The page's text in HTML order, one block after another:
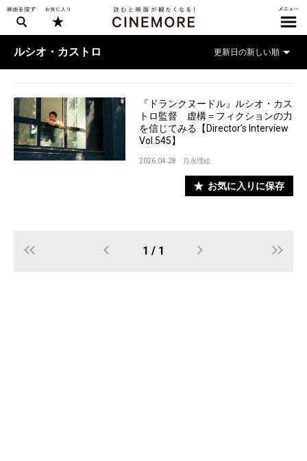
ルシオ・カストロ
『ドランクヌードル』ルシオ・カス
トロ監督 虚構＝フィクションの力
を信じてみる【Director’s Interview
Vol.545】
2026.04.28 月永理絵
お気に入りに保存
1 / 1